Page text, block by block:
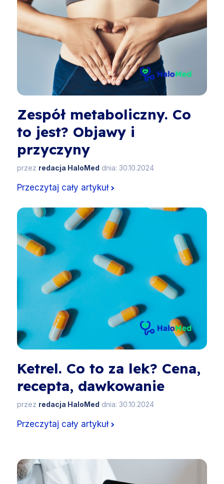
Zespół metaboliczny. Co
to jest? Objawy i
przyczyny
przez redacja HaloMed dnia: 30.10.2024
Przeczytaj cały artykuł
Ketrel. Co to za lek? Cena,
recepta, dawkowanie
przez redacja HaloMed dnia: 30.10.2024
Przeczytaj cały artykuł